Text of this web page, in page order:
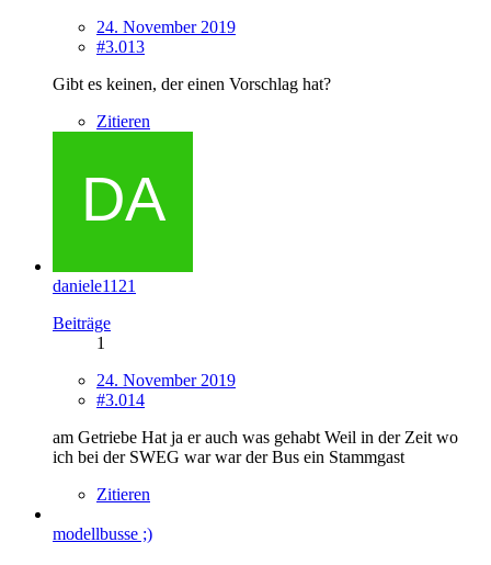
24. November 2019
#3.013
Gibt es keinen, der einen Vorschlag hat?
Zitieren
daniele1121
Beiträge
1
24. November 2019
#3.014
am Getriebe Hat ja er auch was gehabt Weil in der Zeit wo
ich bei der SWEG war war der Bus ein Stammgast
Zitieren
modellbusse ;)